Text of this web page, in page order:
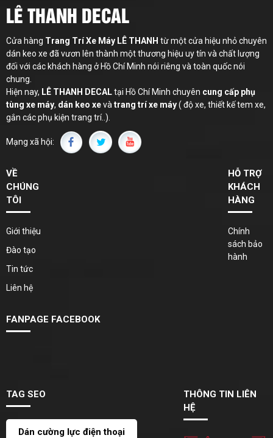
LÊ THANH DECAL
Cửa hàng Trang Trí Xe Máy LÊ THANH từ một cửa hiệu nhỏ chuyên
dán keo xe đã vươn lên thành một thương hiệu uy tín và chất lượng
đối với các khách hàng ở Hồ Chí Minh nói riêng và toàn quốc nói
chung.
Hiện nay, LÊ THANH DECALtại Hồ Chí Minh chuyên cung cấp phụ
tùng xe máy, dán keo xevà trang trí xe máy( độ xe, thiết kế tem xe,
gắn các phụ kiện trang trí..).
Mạng xã hội:
VỀ
CHÚNG
TÔI
Giới thiệu
Đào tạo
Tin tức
Liên hệ
HỖ TRỢ
KHÁCH
HÀNG
Chính
sách bảo
hành
FANPAGE FACEBOOK
TAG SEO
Dán cường lực điện thoại
THÔNG TIN LIÊN
HỆ